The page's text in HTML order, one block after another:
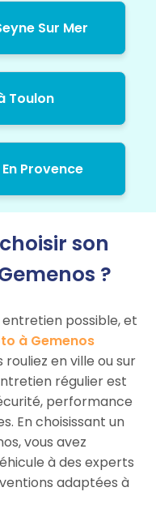
Sur Mer
Toulon
Provence
son
?
possible, et
à Gemenos
en ville ou sur
régulier est
performance
En choisissant un
vous avez
à des experts
adaptées à